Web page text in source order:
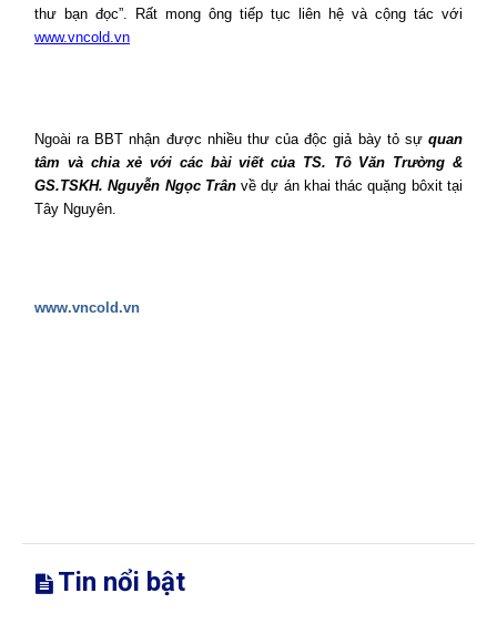
thư bạn đọc”. Rất mong ông tiếp tục liên hệ và cộng tác với
www.vncold.vn
Ngoài ra BBT nhận được nhiều thư của độc giả bày tỏ sự quan
tâm và chia xẻ với các bài viết của TS. Tô Văn Trường &
GS.TSKH. Nguyễn Ngọc Trânvề dự án khai thác quặng bôxit tại
Tây Nguyên.
www.vncold.vn
Tin nổi bật